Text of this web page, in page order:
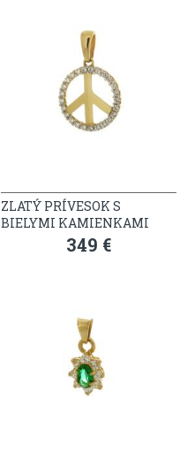
ZLATÝ PRÍVESOK S
BIELYMI KAMIENKAMI
349 €